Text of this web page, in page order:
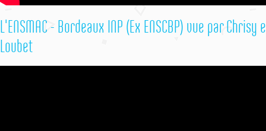
L'ENSMAC - Bordeaux INP (Ex ENSCBP) vue par Chrisy
Loubet